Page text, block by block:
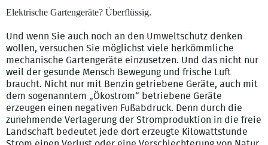
Elektrische Gartengeräte? Überflüssig.
Und wenn Sie auch noch an den Umweltschutz denken
wollen, versuchen Sie möglichst viele herkömmliche
mechanische Gartengeräte einzusetzen. Und das nicht nur
weil der gesunde Mensch Bewegung und frische Luft
braucht. Nicht nur mit Benzin getriebene Geräte, auch mit
dem sogenanntem „Ökostrom“ betriebene Geräte
erzeugen einen negativen Fußabdruck. Denn durch die
zunehmende Verlagerung der Stromproduktion in die freie
Landschaft bedeutet jede dort erzeugte Kilowattstunde